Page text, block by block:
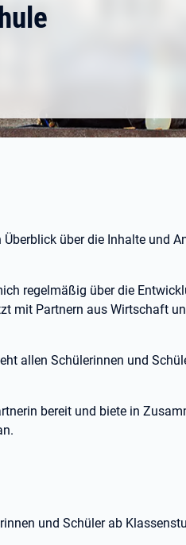
über die Inhalte und
regelmäßig über die
mit Partnern aus Wirtschaft
allen Schülerinnen und
bereit und biete in
und Schüler ab